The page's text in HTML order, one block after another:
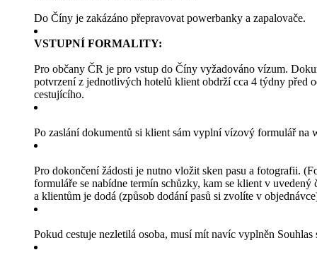
Do Číny je zakázáno přepravovat powerbanky a zapalovače.
VSTUPNÍ FORMALITY:
Pro občany ČR je pro vstup do Číny vyžadováno vízum.
potvrzení z jednotlivých hotelů klient obdrží cca 4 týdny před
cestujícího.
Po zaslání dokumentů si klient sám vyplní vízový formulář na
Pro dokončení žádosti je nutno vložit sken pasu a fotografii.
formuláře se nabídne termín schůzky, kam se klient v
a klientům je dodá (způsob dodání pasů si zvolíte v
Pokud cestuje nezletilá osoba, musí mít navíc vyplněn Souhlas